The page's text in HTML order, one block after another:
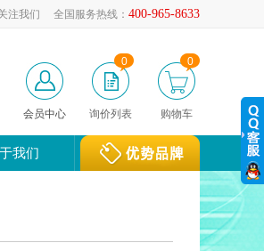
全国服务热线： 400-965-8633
注我们
会员中心 询价列表
0
购物车
0
我们